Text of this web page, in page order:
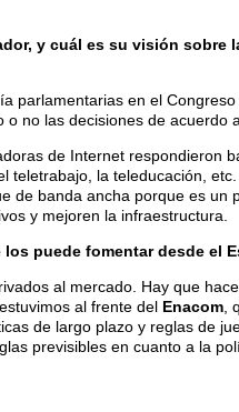
y cuál es su visión
en el
no las decisiones de acuerdo
de Internet respondieron
la teleducación,
banda ancha porque es
y mejoren la infraestructura.
puede fomentar desde el
al mercado. Hay que
al frente del Enacom
de largo plazo y reglas de
previsibles en cuanto a la